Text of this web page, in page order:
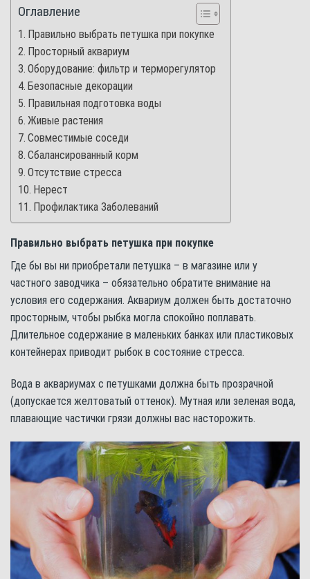
Оглавление
Правильно выбрать петушка при покупке
Просторный аквариум
Оборудование: фильтр и терморегулятор
Безопасные декорации
Правильная подготовка воды
Живые растения
Совместимые соседи
Сбалансированный корм
Отсутствие стресса
Нерест
Профилактика Заболеваний
Правильно выбрать петушка при покупке
Где бы вы ни приобретали петушка – в магазине или у
частного заводчика – обязательно обратите внимание на
условия его содержания. Аквариум должен быть достаточно
просторным, чтобы рыбка могла спокойно поплавать.
Длительное содержание в маленьких банках или пластиковых
контейнерах приводит рыбок в состояние стресса.
Вода в аквариумах с петушками должна быть прозрачной
(допускается желтоватый оттенок). Мутная или зеленая вода,
плавающие частички грязи должны вас насторожить.